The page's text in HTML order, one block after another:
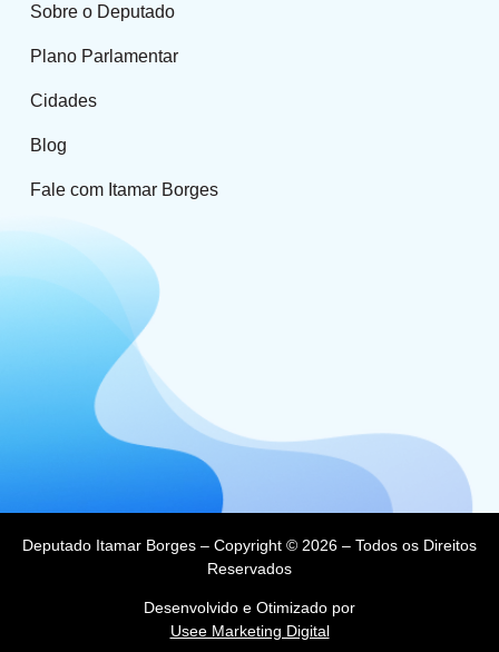
Sobre o Deputado
Plano Parlamentar
Cidades
Blog
Fale com Itamar Borges
Deputado Itamar Borges – Copyright © 2026 – Todos os Direitos
Reservados
Desenvolvido e Otimizado por
Usee Marketing Digital